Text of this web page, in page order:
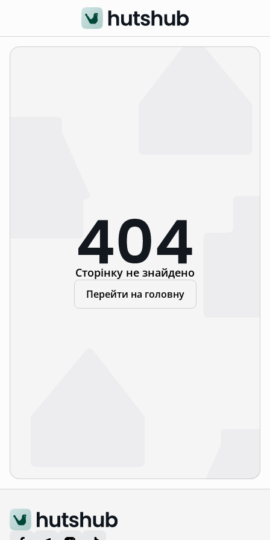
Сторінку не знайдено
Перейти на головну